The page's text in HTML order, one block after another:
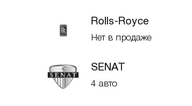
Rolls-Royce
Нет в продаже
SENAT
4 авто